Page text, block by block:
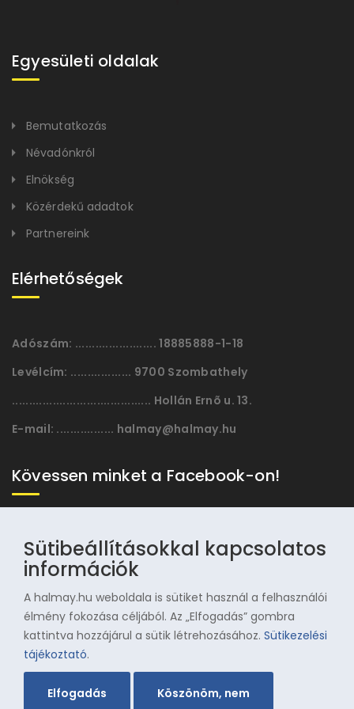
Egyesületi oldalak
Bemutatkozás
Névadónkról
Elnökség
Közérdekű adadtok
Partnereink
Elérhetőségek
Adószám: ........................ 18885888-1-18
Levélcím: .................. 9700 Szombathely
......................................... Hollán Ernõ u. 13.
E-mail: ................. halmay@halmay.hu
Kövessen minket a Facebook-on!
© 1996-2025 Halmay Zoltán Olimpiai Hagyományörző
Sütibeállításokkal kapcsolatos
információk
A halmay.hu weboldala is sütiket használ a felhasználói
élmény fokozása céljából. Az „Elfogadás” gombra
kattintva hozzájárul a sütik létrehozásához.Sütikezelési
tájékoztató.
Elfogadás Köszönöm, nem